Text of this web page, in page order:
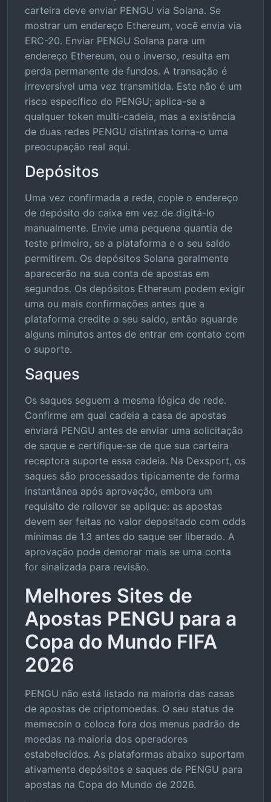
carteira deve enviar PENGU via Solana. Se
mostrar um endereço Ethereum, você envia via
ERC-20. Enviar PENGU Solana para um
endereço Ethereum, ou o inverso, resulta em
perda permanente de fundos. A transação é
irreversível uma vez transmitida. Este não é um
risco específico do PENGU; aplica-se a
qualquer token multi-cadeia, mas a existência
de duas redes PENGU distintas torna-o uma
preocupação real aqui.
Depósitos
Uma vez confirmada a rede, copie o endereço
de depósito do caixa em vez de digitá-lo
manualmente. Envie uma pequena quantia de
teste primeiro, se a plataforma e o seu saldo
permitirem. Os depósitos Solana geralmente
aparecerão na sua conta de apostas em
segundos. Os depósitos Ethereum podem exigir
uma ou mais confirmações antes que a
plataforma credite o seu saldo, então aguarde
alguns minutos antes de entrar em contato com
o suporte.
Saques
Os saques seguem a mesma lógica de rede.
Confirme em qual cadeia a casa de apostas
enviará PENGU antes de enviar uma solicitação
de saque e certifique-se de que sua carteira
receptora suporte essa cadeia. Na Dexsport, os
saques são processados tipicamente de forma
instantânea após aprovação, embora um
requisito de rollover se aplique: as apostas
devem ser feitas no valor depositado com odds
mínimas de 1.3 antes do saque ser liberado. A
aprovação pode demorar mais se uma conta
for sinalizada para revisão.
Melhores Sites de
Apostas PENGU para a
Copa do Mundo FIFA
2026
PENGU não está listado na maioria das casas
de apostas de criptomoedas. O seu status de
memecoin o coloca fora dos menus padrão de
moedas na maioria dos operadores
estabelecidos. As plataformas abaixo suportam
ativamente depósitos e saques de PENGU para
apostas na Copa do Mundo de 2026.